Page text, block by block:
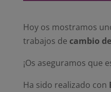
Hoy os mostramos
trabajos de cambio
¡Os aseguramos que
Ha sido realizado con